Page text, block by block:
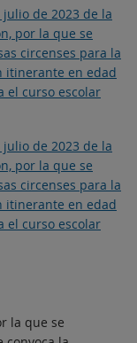
de 2023 de la
por la que se
circenses para la
itinerante en edad
el curso escolar
de 2023 de la
por la que se
circenses para la
itinerante en edad
el curso escolar
la que se